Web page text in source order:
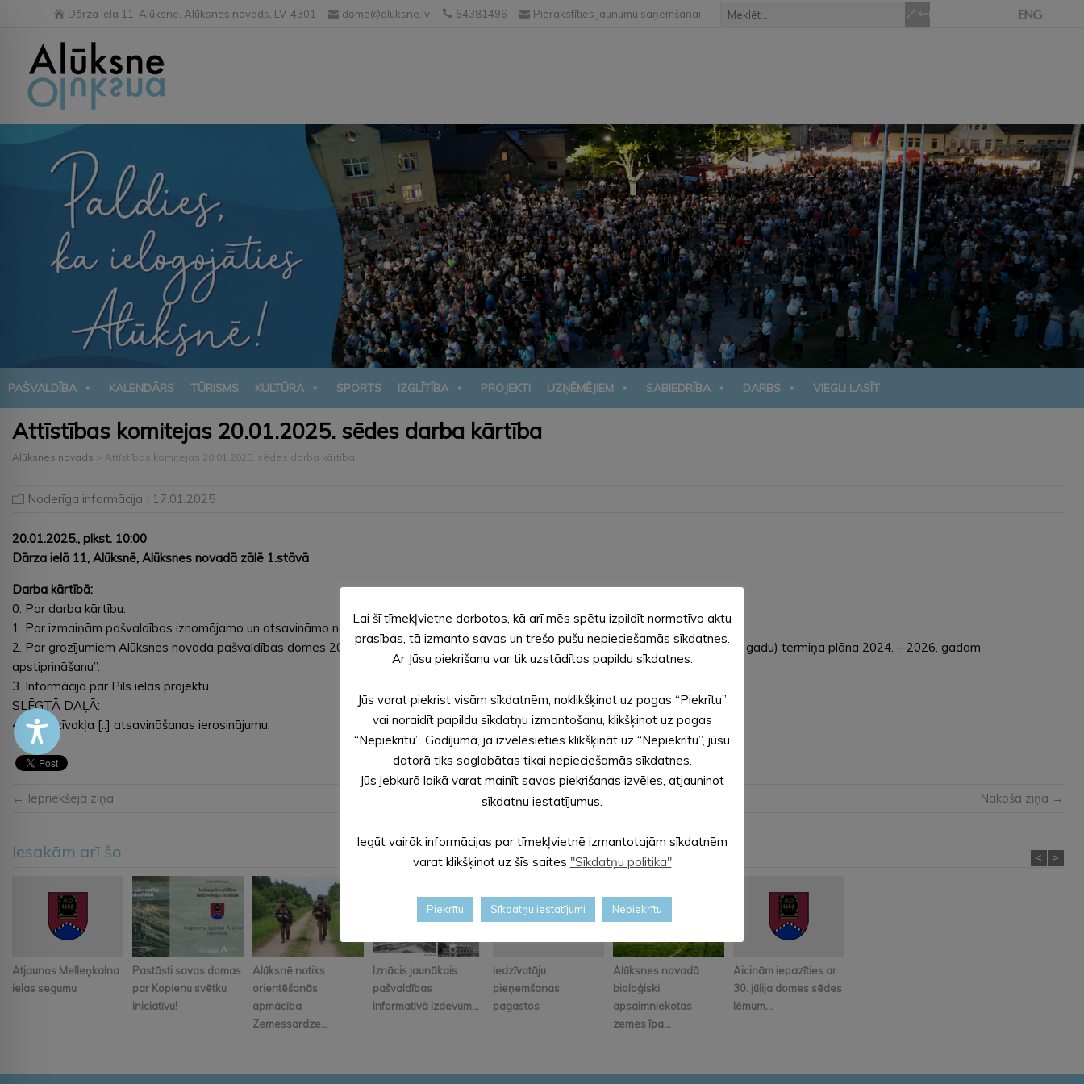
Dārza iela 11, Alūksne, Alūksnes novads, LV-4301 dome@aluksne.lv 64381496 Pierakstīties jaunumu saņemšanai
PAŠVALDĪBA KALENDĀRS TŪRISMS KULTŪRA SPORTS IZGLĪTĪBA PROJEKTI UZŅĒMĒJIEM SABIEDRĪBA DARBS VIEGLI LASĪT
Attīstības komitejas 20.01.2025. sēdes darba kārtība
Alūksnes novads > Attīstības komitejas 20.01.2025. sēdes darba kārtība
Noderīga informācija | 17.01.2025
20.01.2025., plkst. 10:00
Dārza ielā 11, Alūksnē, Alūksnes novadā zālē 1.stāvā
Darba kārtībā:
0. Par darba kārtību.
1. Par izmaiņām pašvaldības iznomājamo un atsavināmo nekustamo īpašumu sarakstā.
2. Par grozījumiem Alūksnes novada pašvaldības domes 2024. gada 29. februāra lēmumā Nr. 32 “Par Ceļu un ielu fonda vidējā (triju gadu) termiņa plāna 2024. – 2026. gadam
apstiprināšanu”.
3. Informācija par Pils ielas projektu.
SLĒGTĀ DAĻĀ:
4. Par dzīvokļa [..] atsavināšanas ierosinājumu.
← Iepriekšējā ziņa Nākošā ziņa →
Iesakām arī šo
Atjaunos Melleņkalna
ielas segumu
Pastāsti savas domas
par Kopienu svētku
iniciatīvu!
Alūksnē notiks
orientēšanās
apmācība
Zemessardze...
Iznācis jaunākais
pašvaldības
informatīvā izdevum...
Iedzīvotāju
pieņemšanas
pagastos
Alūksnes novadā
bioloģiski
apsaimniekotas
zemes īpa...
Aicinām iepazīties ar
30. jūlija domes sēdes
lēmum...
< >
Lai šī tīmekļvietne darbotos, kā arī mēs spētu izpildīt normatīvo aktu
prasības, tā izmanto savas un trešo pušu nepieciešamās sīkdatnes.
Ar Jūsu piekrišanu var tik uzstādītas papildu sīkdatnes.
Jūs varat piekrist visām sīkdatnēm, noklikšķinot uz pogas “Piekrītu”
vai noraidīt papildu sīkdatņu izmantošanu, klikšķinot uz pogas
“Nepiekrītu”. Gadījumā, ja izvēlēsieties klikšķināt uz “Nepiekrītu”, jūsu
datorā tiks saglabātas tikai nepieciešamās sīkdatnes.
Jūs jebkurā laikā varat mainīt savas piekrišanas izvēles, atjauninot
sīkdatņu iestatījumus.
Iegūt vairāk informācijas par tīmekļvietnē izmantotajām sīkdatnēm
varat klikšķinot uz šīs saites "Sīkdatņu politika"
Piekrītu Sīkdatņu iestatījumi Nepiekrītu